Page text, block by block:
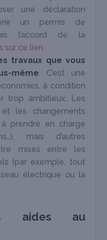
une déclaration
un permis de
l’accord de la
sur ce lien.
travaux que vous
même. C’est une
à condition
trop ambitieux. Les
les changements
prendre en charge
mais d’autres
mises entre les
(par exemple, tout
électrique ou la
aides au